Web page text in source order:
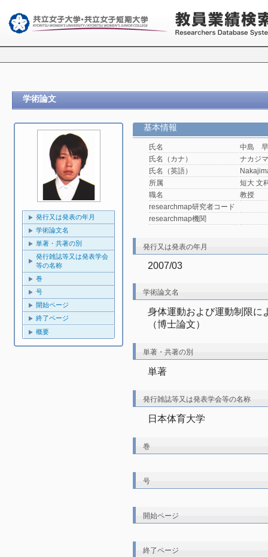
学術論文
発行又は発表の年月
学術論文名
単著・共著の別
発行雑誌等又は発表学会
等の名称
巻
号
開始ページ
終了ページ
概要
基本情報
氏名
中島
氏名（カナ）
ナカジ
氏名（英語）
所属
短大 文
職名
教授
researchmap研究者コード
researchmap機関
発行又は発表の年月
2007/03
学術論文名
身体運動および運動制限に
（博士論文）
単著・共著の別
単著
発行雑誌等又は発表学会等の名称
日本体育大学
巻
号
開始ページ
終了ページ